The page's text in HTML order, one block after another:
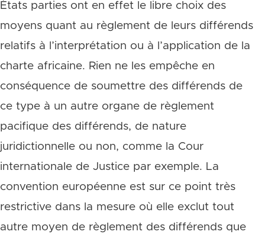
États parties ont en effet le libre choix des
moyens quant au règlement de leurs différends
relatifs à l’interprétation ou à l’application de la
charte africaine. Rien ne les empêche en
conséquence de soumettre des différends de
ce type à un autre organe de règlement
pacifique des différends, de nature
juridictionnelle ou non, comme la Cour
internationale de Justice par exemple. La
convention européenne est sur ce point très
restrictive dans la mesure où elle exclut tout
autre moyen de règlement des différends que